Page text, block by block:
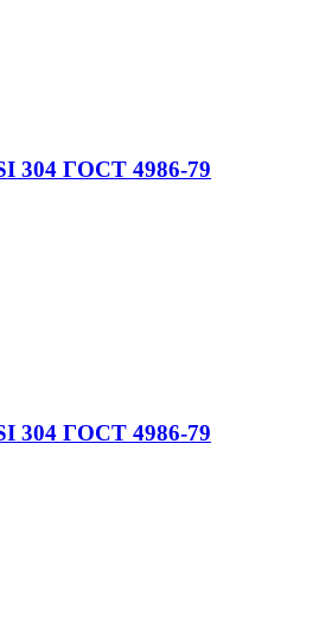
304 ГОСТ 4986-79
304 ГОСТ 4986-79